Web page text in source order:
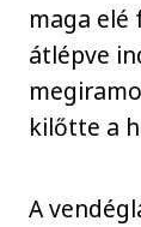
maga elé
átlépve
kilőtte a
A